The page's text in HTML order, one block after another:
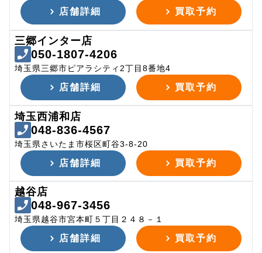
店舗詳細 買取予約
三郷インター店
050-1807-4206
埼玉県三郷市ピアラシティ2丁目8番地4
店舗詳細 買取予約
埼玉西浦和店
048-836-4567
埼玉県さいたま市桜区町谷3-8-20
店舗詳細 買取予約
越谷店
048-967-3456
埼玉県越谷市宮本町５丁目２４８－１
店舗詳細 買取予約